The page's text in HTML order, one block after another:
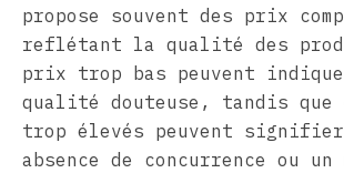
propose souvent des prix
reflétant la qualité des
prix trop bas peuvent
qualité douteuse, tandis que
trop élevés peuvent signifier
absence de concurrence ou un